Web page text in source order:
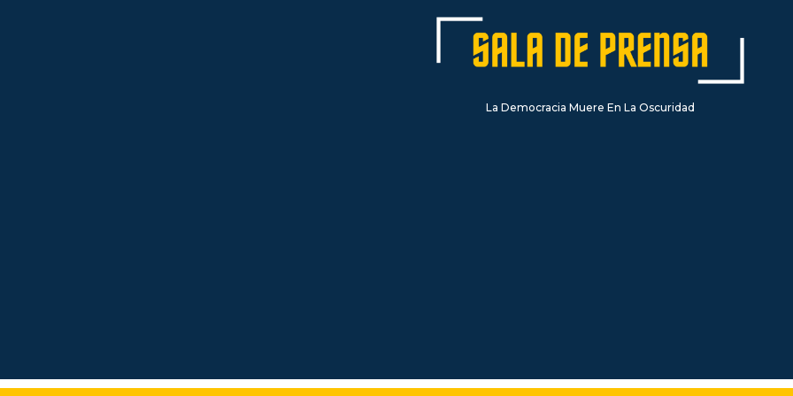
La Democracia Muere En La Oscuridad